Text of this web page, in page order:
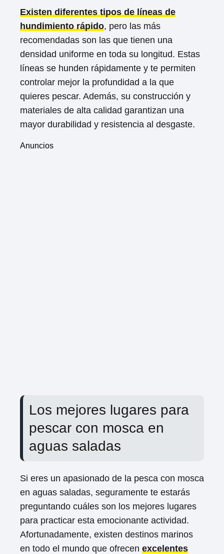
Existen diferentes tipos de líneas de
hundimiento rápido, pero las más
recomendadas son las que tienen una
densidad uniforme en toda su longitud. Estas
líneas se hunden rápidamente y te permiten
controlar mejor la profundidad a la que
quieres pescar. Además, su construcción y
materiales de alta calidad garantizan una
mayor durabilidad y resistencia al desgaste.
Anuncios
Los mejores lugares para
pescar con mosca en
aguas saladas
Si eres un apasionado de la pesca con mosca
en aguas saladas, seguramente te estarás
preguntando cuáles son los mejores lugares
para practicar esta emocionante actividad.
Afortunadamente, existen destinos marinos
en todo el mundo que ofrecen excelentes